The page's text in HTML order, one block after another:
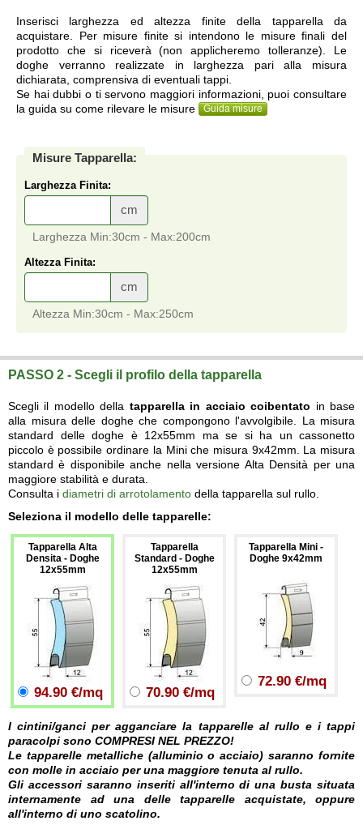
Inserisci larghezza ed altezza finite della tapparella da
acquistare. Per misure finite si intendono le misure finali del
prodotto che si riceverà (non applicheremo tolleranze). Le
doghe verranno realizzate in larghezza pari alla misura
dichiarata, comprensiva di eventuali tappi.
Se hai dubbi o ti servono maggiori informazioni, puoi consultare
la guida su come rilevare le misure
Guida misure
Misure Tapparella:
Larghezza Finita:
cm
Larghezza Min:30cm - Max:200cm
Altezza Finita:
cm
Altezza Min:30cm - Max:250cm
PASSO 2 - Scegli il profilo della tapparella
Scegli il modello della tapparella in acciaio coibentato in base
alla misura delle doghe che compongono l'avvolgibile. La misura
standard delle doghe è 12x55mm ma se si ha un cassonetto
piccolo è possibile ordinare la Mini che misura 9x42mm. La misura
standard è disponibile anche nella versione Alta Densità per una
maggiore stabilità e durata.
Consulta i diametri di arrotolamento della tapparella sul rullo.
Seleziona il modello delle tapparelle:
Tapparella Alta
Densita - Doghe
12x55mm
94.90 €/mq
Tapparella
Standard - Doghe
12x55mm
70.90 €/mq
Tapparella Mini -
Doghe 9x42mm
72.90 €/mq
I cintini/ganci per agganciare la tapparelle al rullo e i tappi
paracolpi sono COMPRESI NEL PREZZO!
Le tapparelle metalliche (alluminio o acciaio) saranno fornite
con molle in acciaio per una maggiore tenuta al rullo.
Gli accessori saranno inseriti all'interno di una busta situata
internamente ad una delle tapparelle acquistate, oppure
all'interno di uno scatolino.